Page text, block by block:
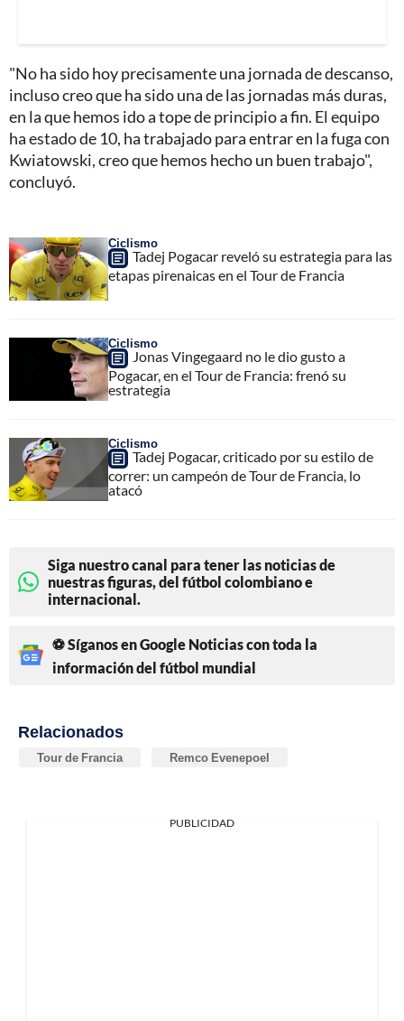
"No ha sido hoy precisamente una jornada de descanso,
incluso creo que ha sido una de las jornadas más duras,
en la que hemos ido a tope de principio a fin. El equipo
ha estado de 10, ha trabajado para entrar en la fuga con
Kwiatowski, creo que hemos hecho un buen trabajo",
concluyó.
Ciclismo
Tadej Pogacar reveló su estrategia para las
etapas pirenaicas en el Tour de Francia
Ciclismo
Jonas Vingegaard no le dio gusto a
Pogacar, en el Tour de Francia: frenó su
estrategia
Ciclismo
Tadej Pogacar, criticado por su estilo de
correr: un campeón de Tour de Francia, lo
atacó
Siga nuestro canal para tener las noticias de
nuestras figuras, del fútbol colombiano e
internacional.
⚽ Síganos en Google Noticias con toda la
información del fútbol mundial
Relacionados
Tour de Francia Remco Evenepoel
PUBLICIDAD